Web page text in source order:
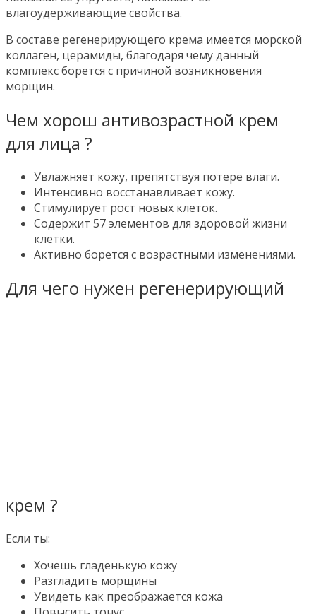
влагоудерживающие свойства.
В составе регенерирующего крема имеется морской
коллаген, церамиды, благодаря чему данный
комплекс борется с причиной возникновения
морщин.
Чем хорош антивозрастной крем
для лица ?
Увлажняет кожу, препятствуя потере влаги.
Интенсивно восстанавливает кожу.
Стимулирует рост новых клеток.
Содержит 57 элементов для здоровой жизни
клетки.
Активно борется с возрастными изменениями.
Для чего нужен регенерирующий
крем ?
Если ты:
Хочешь гладенькую кожу
Разгладить морщины
Увидеть как преображается кожа